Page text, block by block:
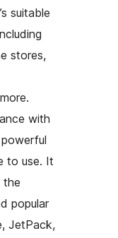
suitable
stores,
with
to use. It
the
popular
JetPack,